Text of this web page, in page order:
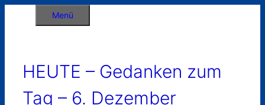
Menü
HEUTE – Gedanken zum
Tag – 6. Dezember